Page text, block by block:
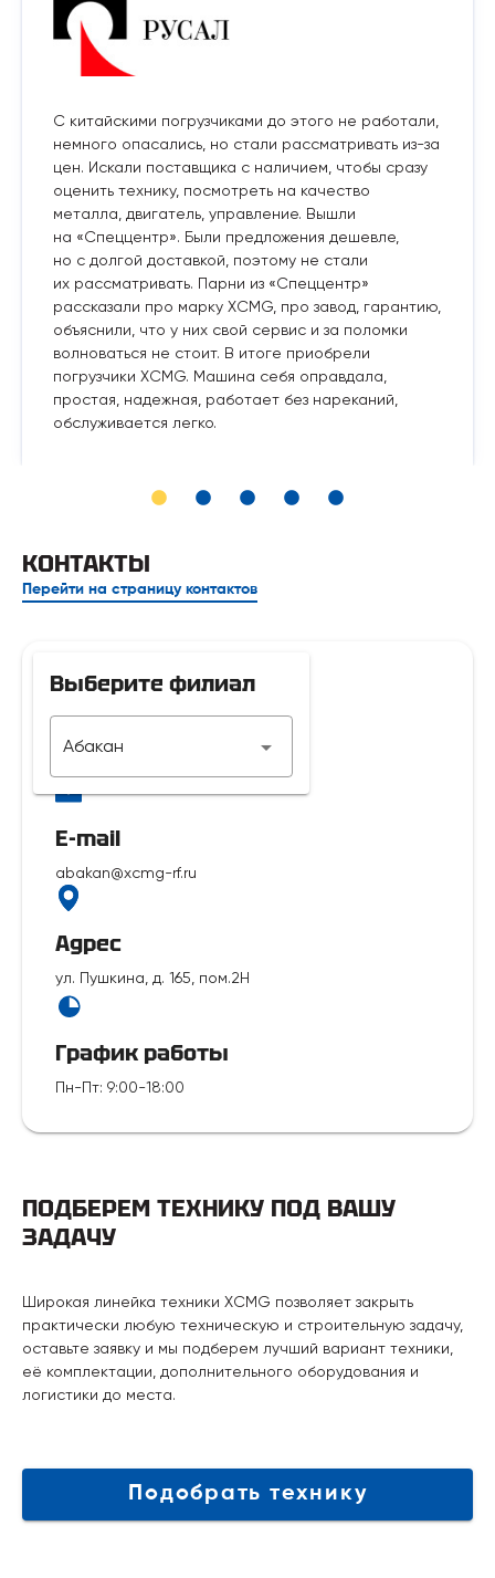
С китайскими погрузчиками до этого не работали,
немного опасались, но стали рассматривать из-за
цен. Искали поставщика с наличием, чтобы сразу
оценить технику, посмотреть на качество
металла, двигатель, управление. Вышли
на «Спеццентр». Были предложения дешевле,
но с долгой доставкой, поэтому не стали
их рассматривать. Парни из «Спеццентр»
рассказали про марку XCMG, про завод, гарантию,
объяснили, что у них свой сервис и за поломки
волноваться не стоит. В итоге приобрели
погрузчики XCMG. Машина себя оправдала,
простая, надежная, работает без нареканий,
обслуживается легко.
КОНТАКТЫ
Перейти на страницу контактов
Выберите филиал
Абакан
Телефон
E-mail
abakan@xcmg-rf.ru
Адрес
ул. Пушкина, д. 165, пом.2Н
График работы
Пн-Пт: 9:00-18:00
ПОДБЕРЕМ ТЕХНИКУ ПОД ВАШУ
ЗАДАЧУ
Широкая линейка техники XCMG позволяет закрыть
практически любую техническую и строительную задачу,
оставьте заявку и мы подберем лучший вариант техники,
её комплектации, дополнительного оборудования и
логистики до места.
Подобрать технику